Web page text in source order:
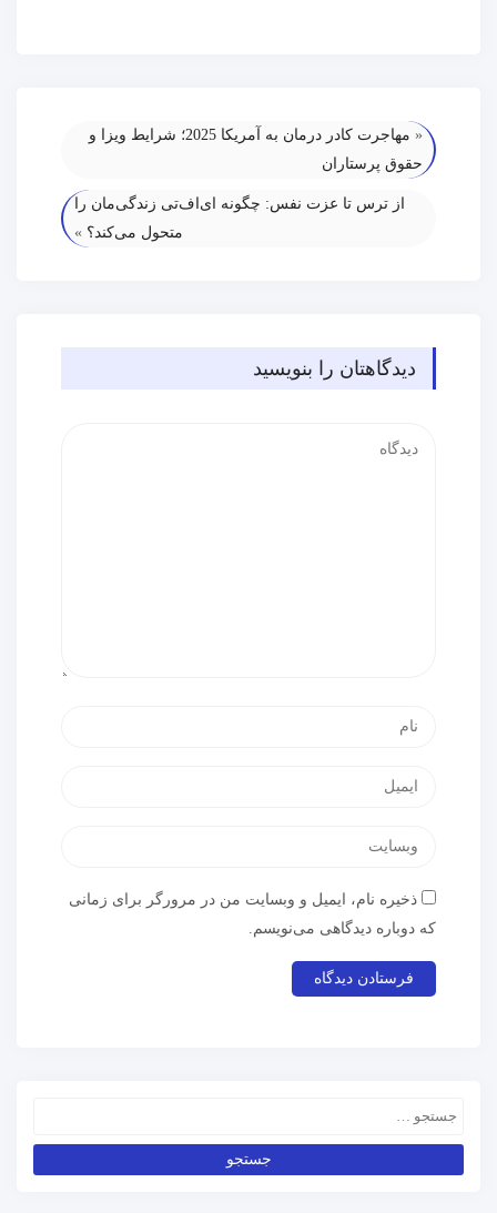
«
مهاجرت کادر درمان به آمریکا 2025؛ شرایط ویزا و
حقوق پرستاران
از ترس تا عزت نفس: چگونه ای‌اف‌تی زندگی‌مان را
متحول می‌کند؟ »
دیدگاهتان را بنویسید
ذخیره نام، ایمیل و وبسایت من در مرورگر برای زمانی
که دوباره دیدگاهی می‌نویسم.